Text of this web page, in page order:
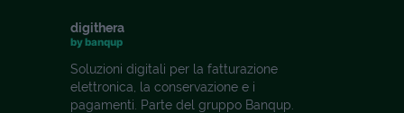
digithera
by banqup
Soluzioni digitali per la fatturazione
elettronica, la conservazione e i
pagamenti. Parte del gruppo Banqup.